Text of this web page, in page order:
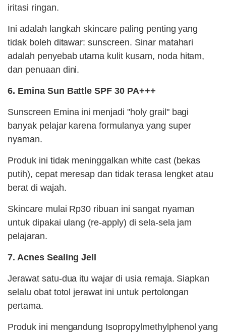
iritasi ringan.
Ini adalah langkah skincare paling penting yang
tidak boleh ditawar: sunscreen. Sinar matahari
adalah penyebab utama kulit kusam, noda hitam,
dan penuaan dini.
6. Emina Sun Battle SPF 30 PA+++
Sunscreen Emina ini menjadi "holy grail" bagi
banyak pelajar karena formulanya yang super
nyaman.
Produk ini tidak meninggalkan white cast (bekas
putih), cepat meresap dan tidak terasa lengket atau
berat di wajah.
Skincare mulai Rp30 ribuan ini sangat nyaman
untuk dipakai ulang (re-apply) di sela-sela jam
pelajaran.
7. Acnes Sealing Jell
Jerawat satu-dua itu wajar di usia remaja. Siapkan
selalu obat totol jerawat ini untuk pertolongan
pertama.
Produk ini mengandung Isopropylmethylphenol yang